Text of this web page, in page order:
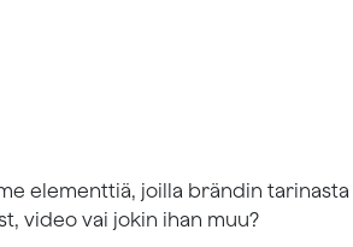
elementtiä, joilla brändin
video vai jokin ihan muu?